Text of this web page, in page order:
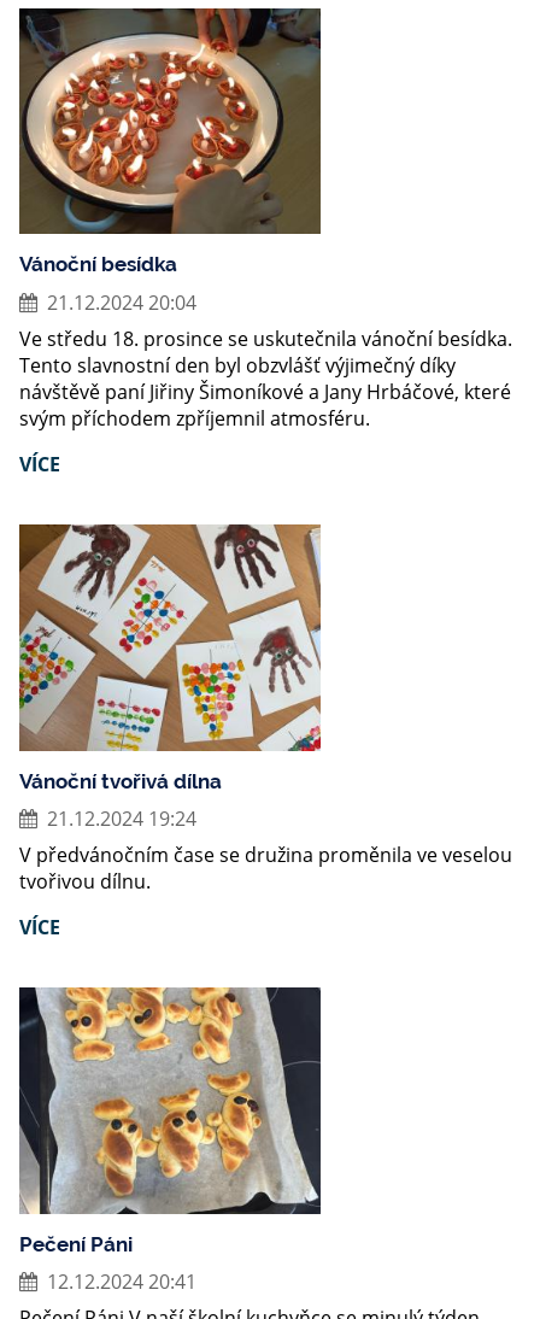
Vánoční besídka
21.12.2024 20:04
Ve středu 18. prosince se uskutečnila vánoční besídka.
Tento slavnostní den byl obzvlášť výjimečný díky
návštěvě paní Jiřiny Šimoníkové a Jany Hrbáčové, které
svým příchodem zpříjemnil atmosféru.
VÍCE
Vánoční tvořivá dílna
21.12.2024 19:24
V předvánočním čase se družina proměnila ve veselou
tvořivou dílnu.
VÍCE
Pečení Páni
12.12.2024 20:41